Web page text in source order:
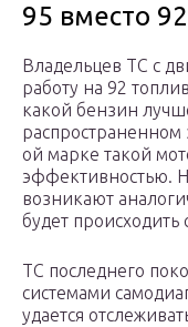
95 вместо 92
Владельцев ТС с
работу на 92
какой бензин
распространенном
ой марке такой
эффективностью.
возникают
будет происходить
ТС последнего
системами
удается